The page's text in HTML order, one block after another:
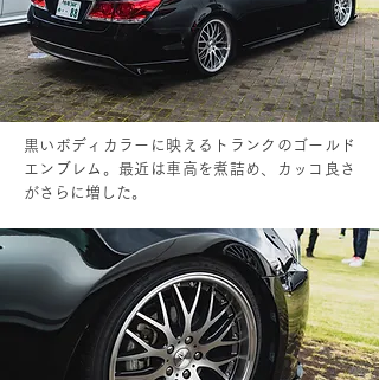
黒いボディカラーに映えるトランクのゴールド
エンブレム。最近は車高を煮詰め、カッコ良さ
がさらに増した。